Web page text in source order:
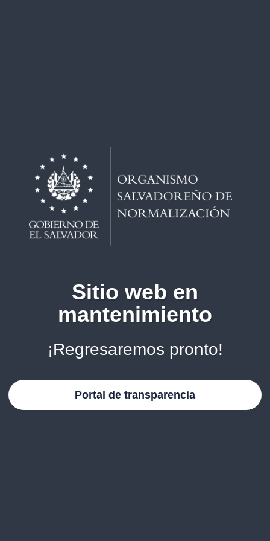
Sitio web en
mantenimiento
¡Regresaremos pronto!
Portal de transparencia